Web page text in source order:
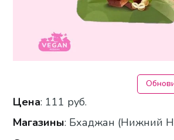
Цена: 111 руб.
Магазины: Бхаджан (Нижний